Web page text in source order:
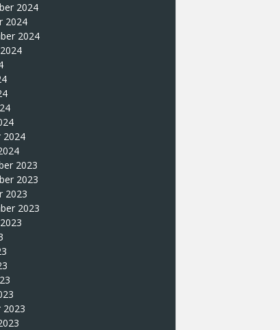
2024
2024
2024
2024
2023
2023
2023
2023
2023